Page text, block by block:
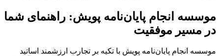
موسسه انجام پایان‌نامه پویش: راهنمای شما
در مسیر موفقیت
موسسه انجام پایان‌نامه پویش با تکیه بر تجارب ارزشمند اساتید